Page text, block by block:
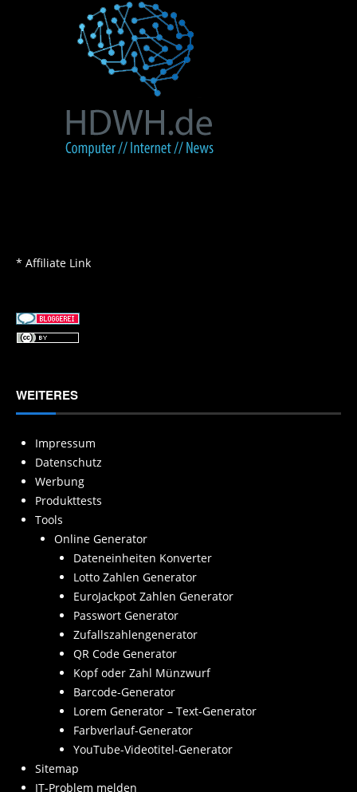
* Affiliate Link
WEITERES
Impressum
Datenschutz
Werbung
Produkttests
Tools
Online Generator
Dateneinheiten Konverter
Lotto Zahlen Generator
EuroJackpot Zahlen Generator
Passwort Generator
Zufallszahlengenerator
QR Code Generator
Kopf oder Zahl Münzwurf
Barcode-Generator
Lorem Generator – Text-Generator
Farbverlauf-Generator
YouTube-Videotitel-Generator
Sitemap
IT-Problem melden